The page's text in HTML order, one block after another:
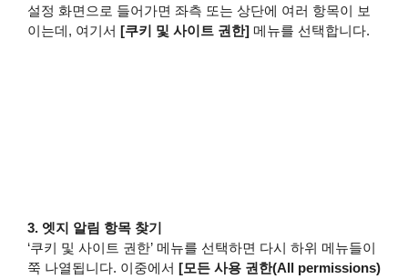
설정 화면으로 들어가면 좌측 또는 상단에 여러 항목이 보
이는데, 여기서 [쿠키 및 사이트 권한] 메뉴를 선택합니다.
3. 엣지 알림 항목 찾기
‘쿠키 및 사이트 권한’ 메뉴를 선택하면 다시 하위 메뉴들이
쭉 나열됩니다. 이중에서 [모든 사용 권한(All permissions)